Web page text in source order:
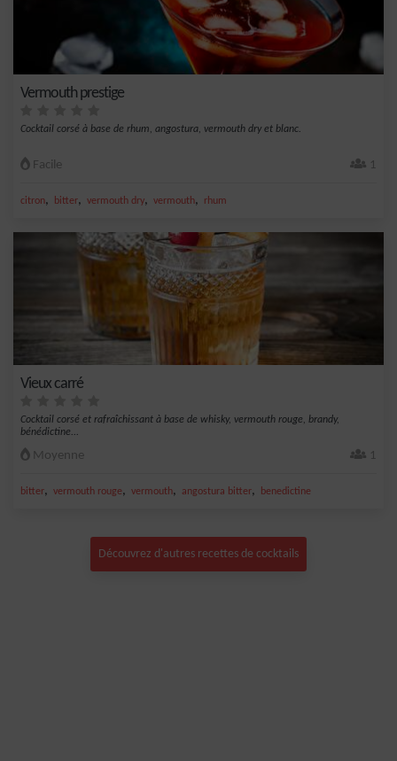
Vermouth prestige
Cocktail corsé à base de rhum, angostura, vermouth dry et blanc.
Facile 1
citron, bitter, vermouth dry, vermouth, rhum
Vieux carré
Cocktail corsé et rafraîchissant à base de whisky, vermouth rouge, brandy,
bénédictine...
Moyenne 1
bitter, vermouth rouge, vermouth, angostura bitter, benedictine
Découvrez d'autres recettes de cocktails